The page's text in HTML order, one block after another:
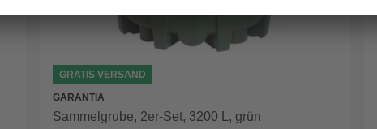
GRATIS VERSAND
GARANTIA
Sammelgrube, 2er-Set, 3200 L, grün